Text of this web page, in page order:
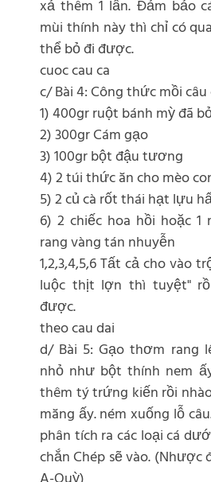
xả thêm 1 lần. Đảm bảo
mùi thính này thì chỉ có
thể bỏ đi được.
cuoc cau ca
c/ Bài 4: Công thức mồi
1) 400gr ruột bánh mỳ đã
2) 300gr Cám gạo
3) 100gr bột đậu tương
4) 2 túi thức ăn cho mèo
5) 2 củ cà rốt thái hạt lựu
6) 2 chiếc hoa hồi hoặc
rang vàng tán nhuyễn
1,2,3,4,5,6 Tất cả cho vào
luộc thịt lợn thì tuyệt"
được.
theo cau dai
d/ Bài 5: Gạo thơm rang
nhỏ như bột thính nem
thêm tý trứng kiến rồi
măng ấy. ném xuống lỗ
phân tích ra các loại cá
chắn Chép sẽ vào.